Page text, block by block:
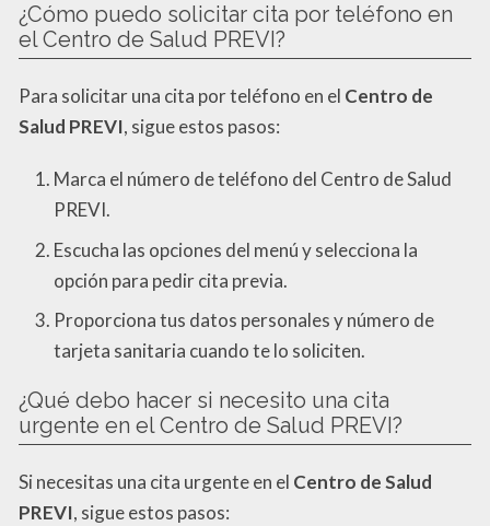
¿Cómo puedo solicitar cita por teléfono en
el Centro de Salud PREVI?
Para solicitar una cita por teléfono en el Centro de
Salud PREVI, sigue estos pasos:
Marca el número de teléfono del Centro de Salud
PREVI.
Escucha las opciones del menú y selecciona la
opción para pedir cita previa.
Proporciona tus datos personales y número de
tarjeta sanitaria cuando te lo soliciten.
¿Qué debo hacer si necesito una cita
urgente en el Centro de Salud PREVI?
Si necesitas una cita urgente en el Centro de Salud
PREVI, sigue estos pasos: